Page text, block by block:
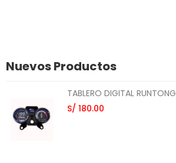
Nuevos Productos
TABLERO DIGITAL
S/ 180.00